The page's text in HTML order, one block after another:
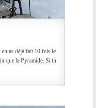
as déjà fait 10 fois le
que la Pyramide. Si tu